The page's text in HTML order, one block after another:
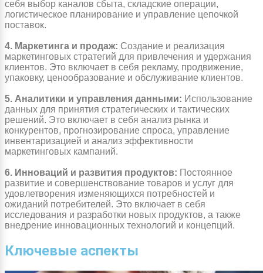
себя выбор каналов сбыта, складские операции,
логистическое планирование и управление цепочкой
поставок.
4. Маркетинга и продаж: Создание и реализация
маркетинговых стратегий для привлечения и удержания
клиентов. Это включает в себя рекламу, продвижение,
упаковку, ценообразование и обслуживание клиентов.
5. Аналитики и управления данными: Использование
данных для принятия стратегических и тактических
решений. Это включает в себя анализ рынка и
конкурентов, прогнозирование спроса, управление
инвентаризацией и анализ эффективности
маркетинговых кампаний.
6. Инноваций и развития продуктов: Постоянное
развитие и совершенствование товаров и услуг для
удовлетворения изменяющихся потребностей и
ожиданий потребителей. Это включает в себя
исследования и разработки новых продуктов, а также
внедрение инновационных технологий и концепций.
Ключевые аспекты